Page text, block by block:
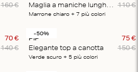
160€
Maglia a maniche lunghe con bottoni 110€
Marrone chiaro + 7 più colori
70€
140€
-50%
PIP
Elegante top a canotta
75€
150€
Verde scuro + 5 più colori